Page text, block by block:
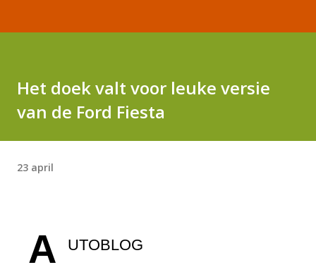
Het doek valt voor leuke versie
van de Ford Fiesta
23 april
A UTOBLOG